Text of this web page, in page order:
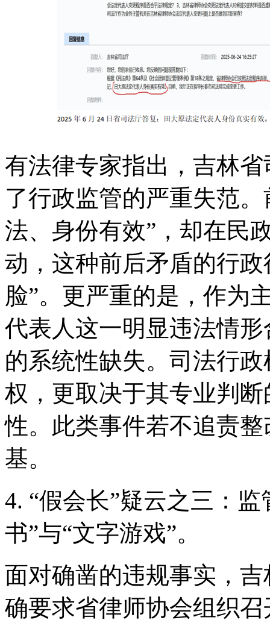
有法律专家指出，吉林
了行政监管的严重失范
法、身份有效”，却在民
动，这种前后矛盾的行
脸”。更严重的是，作为
代表人这一明显违法情
的系统性缺失。司法行
权，更取决于其专业判
性。此类事件若不追责
基。
4. “假会长”疑云之三：监
书”与“文字游戏”。
面对确凿的违规事实，
确要求省律师协会组织